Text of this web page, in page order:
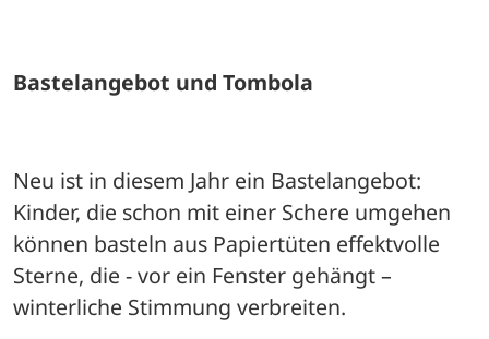
Bastelangebot und Tombola
Neu ist in diesem Jahr ein Bastelangebot:
Kinder, die schon mit einer Schere umgehen
können basteln aus Papiertüten effektvolle
Sterne, die - vor ein Fenster gehängt –
winterliche Stimmung verbreiten.